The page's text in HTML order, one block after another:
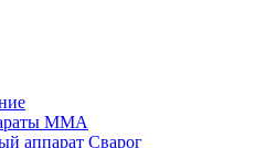
MMA
аппарат Сварог